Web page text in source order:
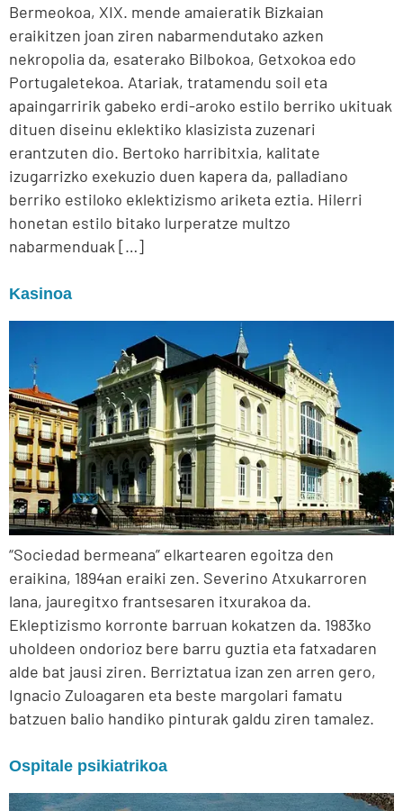
Bermeokoa, XIX. mende amaieratik Bizkaian
eraikitzen joan ziren nabarmendutako azken
nekropolia da, esaterako Bilbokoa, Getxokoa edo
Portugaletekoa. Atariak, tratamendu soil eta
apaingarririk gabeko erdi-aroko estilo berriko ukituak
dituen diseinu eklektiko klasizista zuzenari
erantzuten dio. Bertoko harribitxia, kalitate
izugarrizko exekuzio duen kapera da, palladiano
berriko estiloko eklektizismo ariketa eztia. Hilerri
honetan estilo bitako lurperatze multzo
nabarmenduak […]
Kasinoa
“Sociedad bermeana” elkartearen egoitza den
eraikina, 1894an eraiki zen. Severino Atxukarroren
lana, jauregitxo frantsesaren itxurakoa da.
Ekleptizismo korronte barruan kokatzen da. 1983ko
uholdeen ondorioz bere barru guztia eta fatxadaren
alde bat jausi ziren. Berriztatua izan zen arren gero,
Ignacio Zuloagaren eta beste margolari famatu
batzuen balio handiko pinturak galdu ziren tamalez.
Ospitale psikiatrikoa